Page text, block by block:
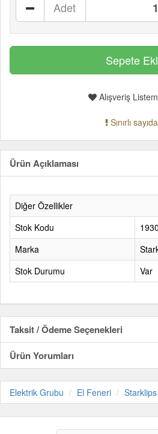
Adet
Alışveriş
Sınırlı sayıda
Ürün Açıklaması
Diğer Özellikler
Stok Kodu
Marka
Stok Durumu
Var
Taksit / Ödeme Seçenekleri
Ürün Yorumları
Elektrik Grubu El Feneri Starklips